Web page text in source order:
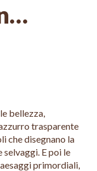
bellezza,
trasparente
che disegnano la
E poi le
primordiali,